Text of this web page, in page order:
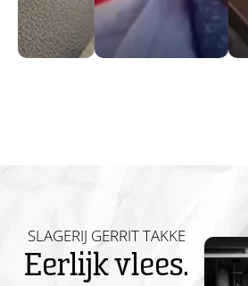
SLAGERIJ GERRIT TAKKE
Eerlijk vlees.